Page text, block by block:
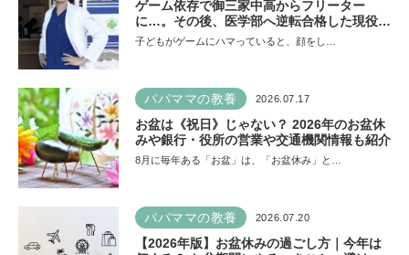
ゲーム依存で御三家中高からフリーター
に…。その後、医学部へ逆転合格した現役医
師が断言「ゲームの経験が受験勉強に役立っ
子どもがゲームにハマっていると、顔をし…
パパママの教養 2026.07.17
お盆は《祝日》じゃない？ 2026年のお盆休
みや銀行・役所の営業や交通機関情報も紹介
8月に毎年ある「お盆」は、「お盆休み」と…
パパママの教養 2026.07.20
【2026年版】お盆休みの過ごし方｜今年は